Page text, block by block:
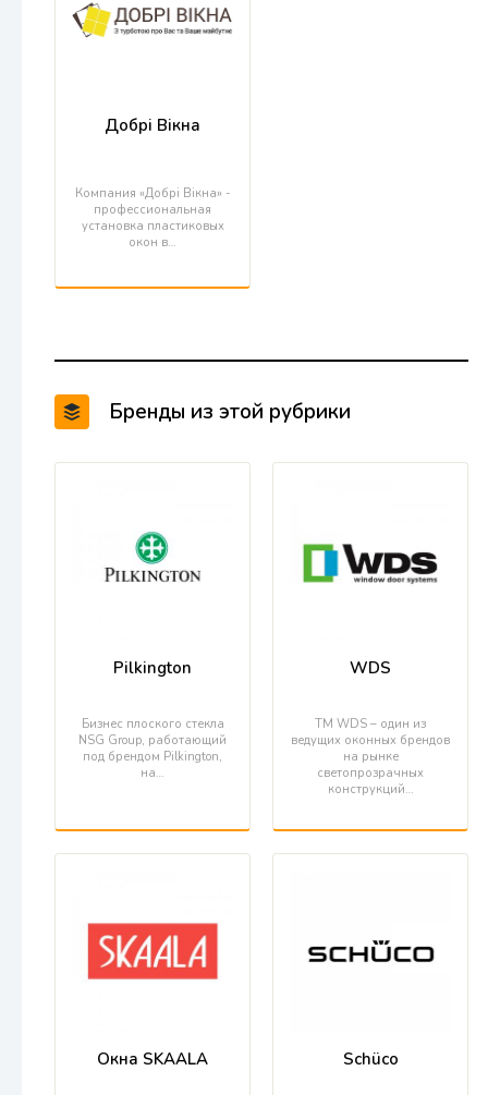
Добрі Вікна
Компания «Добрі Вікна» -
профессиональная
установка пластиковых
окон в…
Бренды из этой рубрики
Pilkington
Бизнес плоского стекла
NSG Group, работающий
под брендом Pilkington,
на…
WDS
TM WDS – один из
ведущих оконных брендов
на рынке
светопрозрачных
конструкций…
Окна SKAALA Schüco